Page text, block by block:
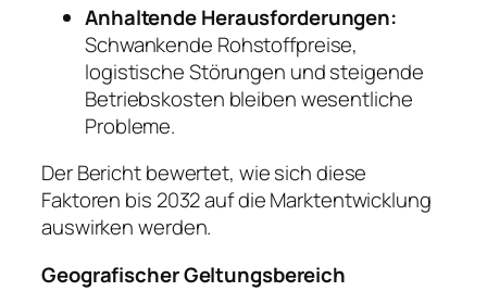
Anhaltende Herausforderungen:
Schwankende Rohstoffpreise,
logistische Störungen und steigende
Betriebskosten bleiben wesentliche
Probleme.
Der Bericht bewertet, wie sich diese
Faktoren bis 2032 auf die Marktentwicklung
auswirken werden.
Geografischer Geltungsbereich